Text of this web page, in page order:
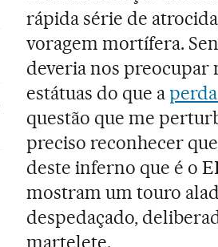
rápida série de
voragem mortífera.
deveria nos preocupar
estátuas do que a
questão que me
preciso reconhecer
deste inferno que é o
mostram um touro
despedaçado,
martelete.